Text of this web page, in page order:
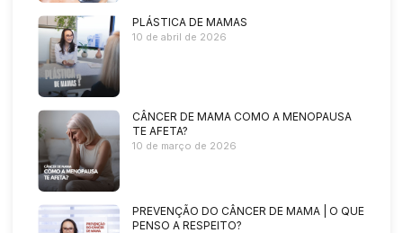
PLÁSTICA DE MAMAS
10 de abril de 2026
CÂNCER DE MAMA COMO A MENOPAUSA
TE AFETA?
10 de março de 2026
PREVENÇÃO DO CÂNCER DE MAMA | O QUE
PENSO A RESPEITO?